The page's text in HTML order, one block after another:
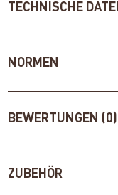
TECHNISCHE
NORMEN
BEWERTUNGEN (0)
ZUBEHÖR